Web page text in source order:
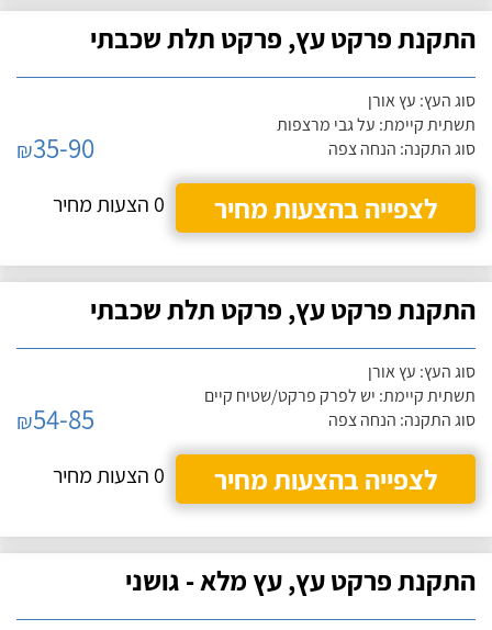
התקנת פרקט עץ, פרקט תלת שכבתי
סוג העץ: עץ אורן
תשתית קיימת: על גבי מרצפות
סוג התקנה: הנחה צפה
₪35-90
לצפייה בהצעות מחיר
0 הצעות מחיר
התקנת פרקט עץ, פרקט תלת שכבתי
סוג העץ: עץ אורן
תשתית קיימת: יש לפרק פרקט/שטיח קיים
סוג התקנה: הנחה צפה
₪54-85
לצפייה בהצעות מחיר
0 הצעות מחיר
התקנת פרקט עץ, עץ מלא - גושני